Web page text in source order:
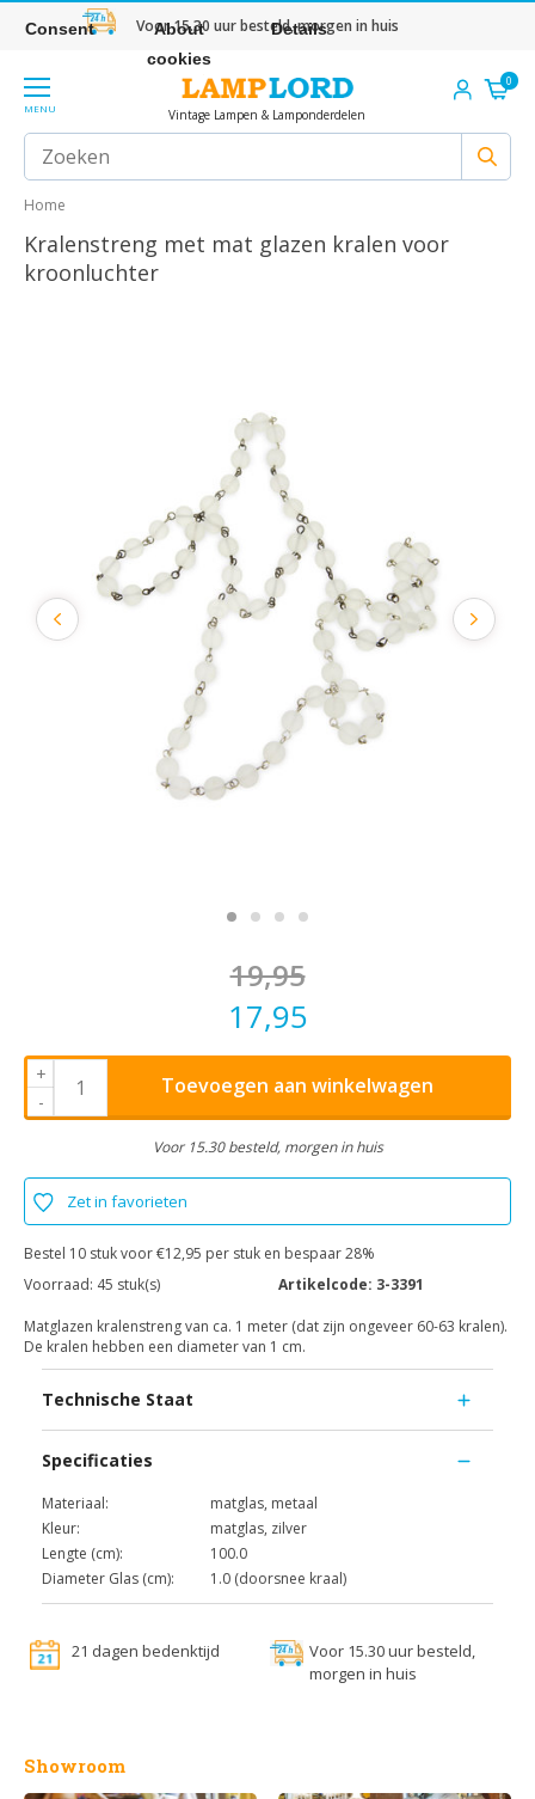
Voor 15.30 uur besteld, morgen in huis
MENU Vintage Lampen & Lamponderdelen
0
Home
Kralenstreng met mat glazen kralen voor
kroonluchter
19,95
17,95
+
-
Toevoegen aan winkelwagen
Voor 15.30 besteld, morgen in huis
Zet in favorieten
Bestel 10 stuk voor €12,95 per stuk en bespaar 28%
Voorraad: 45 stuk(s) Artikelcode: 3-3391
Matglazen kralenstreng van ca. 1 meter (dat zijn ongeveer 60-63 kralen).
De kralen hebben een diameter van 1 cm.
Technische Staat
Specificaties
Materiaal:
matglas, metaal
Kleur:
matglas, zilver
Lengte (cm):
100.0
Diameter Glas (cm):
1.0 (doorsnee kraal)
21 dagen bedenktijd
Voor 15.30 uur besteld,
morgen in huis
Showroom
Consent
About
cookies
Details